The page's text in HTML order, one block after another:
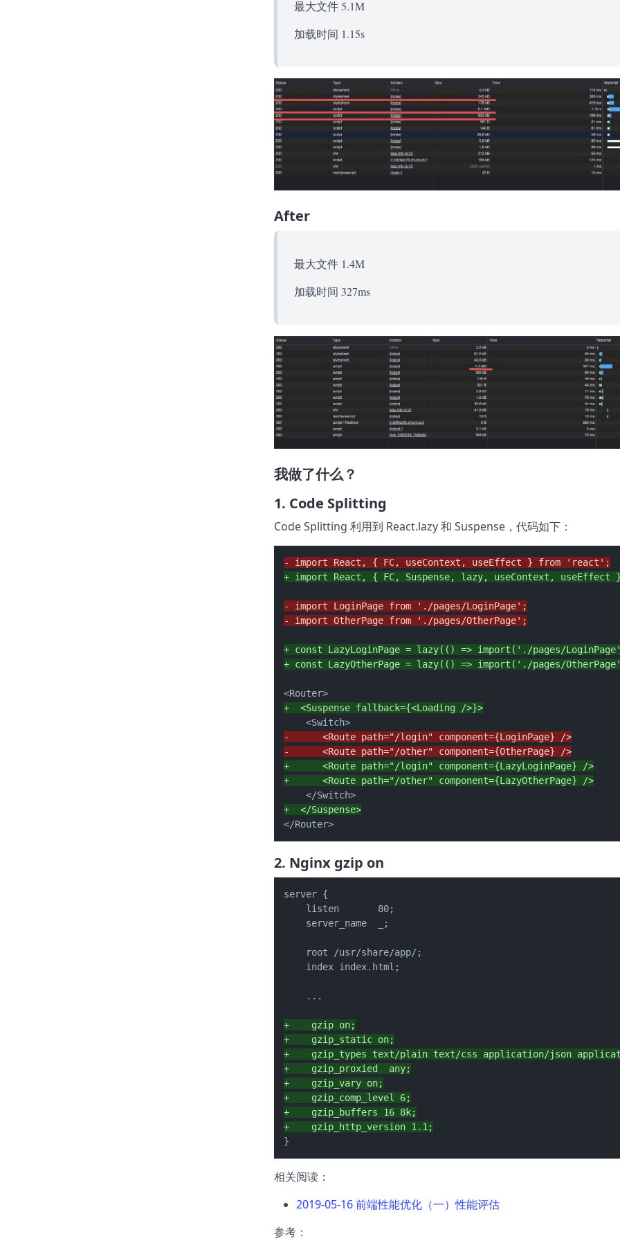
最大文件 5.1M
加载时间 1.15s
After
最大文件 1.4M
加载时间 327ms
我做了什么？
1. Code Splitting
Code Splitting 利用到 React.lazy 和 Suspense，代码如下：
- import React, { FC, useContext, useEffect } from 'react';
+ import React, { FC, Suspense, lazy, useContext,
- import LoginPage from './pages/LoginPage';
- import OtherPage from './pages/OtherPage';
+ const LazyLoginPage = lazy(() => import('./pages/
+ const LazyOtherPage = lazy(() => import('./pages/
+  <Suspense fallback={<Loading />}>
-      <Route path="/login" component={LoginPage} />
-      <Route path="/other" component={OtherPage} />
+      <Route path="/login" component={LazyLoginPage} />
+      <Route path="/other" component={LazyOtherPage} />
+  </Suspense>
</Router>
2. Nginx gzip on
server {
    listen       80;
    server_name  _;
    root /usr/share/app/;
    index index.html;
    ...
+    gzip on;
+    gzip_static on;
+    gzip_types text/plain text/css application/json
+    gzip_proxied  any;
+    gzip_vary on;
+    gzip_comp_level 6;
+    gzip_buffers 16 8k;
+    gzip_http_version 1.1;
}
相关阅读：
2019-05-16 前端性能优化（一）性能评估
参考：